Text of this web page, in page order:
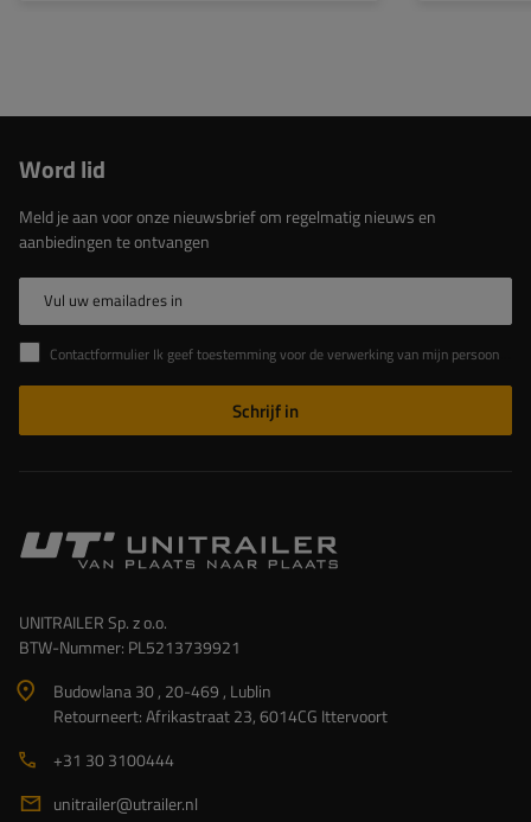
Word lid
Meld je aan voor onze nieuwsbrief om regelmatig nieuws en
aanbiedingen te ontvangen
Vul uw emailadres in
Contactformulier Ik geef toestemming voor de verwerking van mijn persoonlijke gegevens in het contactformulier in overeenstemming met de Verordening van het Europees Parlement en de Raad (EU)
Schrijf in
UNITRAILER Sp. z o.o.
BTW-Nummer: PL5213739921
Budowlana 30 , 20-469 , Lublin
Retourneert: Afrikastraat 23, 6014CG Ittervoort
+31 30 3100444
unitrailer@utrailer.nl